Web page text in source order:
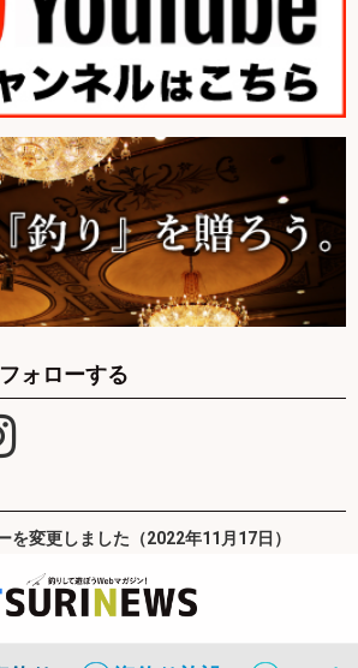
ォローする
を変更しました（2022年11月17日）